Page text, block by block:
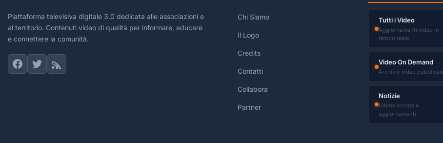
Piattaforma televisiva digitale 3.0 dedicata alle associazioni e
al territorio. Contenuti video di qualità per informare, educare
e connettere la comunità.
Chi Siamo
Il Logo
Credits
Contatti
Collabora
Partner
Tutti i Video
Aggiornamenti video in
tempo reale
Video On Demand
Archivio video pubblicati
Notizie
Ultime notizie e
aggiornamenti